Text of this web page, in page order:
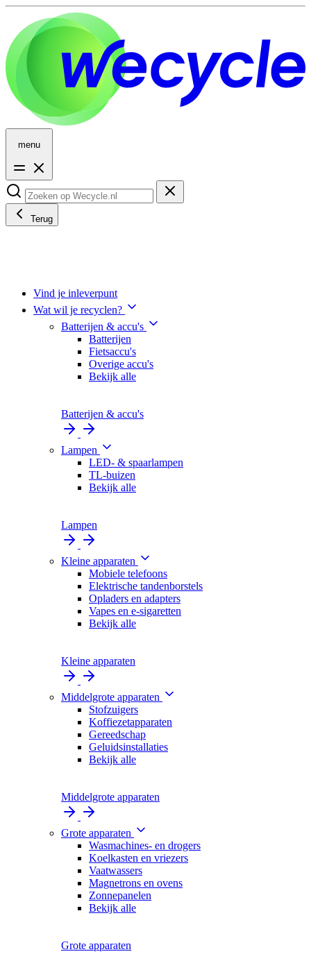
menu
Terug
Vind je inleverpunt
Wat wil je recyclen?
Batterijen & accu's
Batterijen
Fietsaccu's
Overige accu's
Bekijk alle
Batterijen & accu's
Lampen
LED- & spaarlampen
TL-buizen
Bekijk alle
Lampen
Kleine apparaten
Mobiele telefoons
Elektrische tandenborstels
Opladers en adapters
Vapes en e-sigaretten
Bekijk alle
Kleine apparaten
Middelgrote apparaten
Stofzuigers
Koffiezetapparaten
Gereedschap
Geluidsinstallaties
Bekijk alle
Middelgrote apparaten
Grote apparaten
Wasmachines- en drogers
Koelkasten en vriezers
Vaatwassers
Magnetrons en ovens
Zonnepanelen
Bekijk alle
Grote apparaten